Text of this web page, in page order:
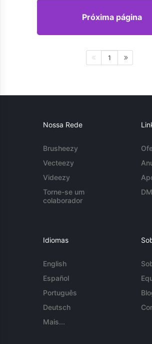
Próxima página
1
Nossa Rede
Brusheezy
Vecteezy
Videezy
Torne-se um
colaborador
Idiomas
English
Español
Português
Deutsch
Mais...